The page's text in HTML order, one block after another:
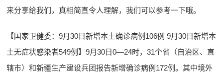
来分享给我们，真相简直令人理解，我们可以参考一下哦。
【国家卫健委：9月30日新增本土确诊病例106例 9月30日新增本
土无症状感染者549例】9月30日0—24时，31个省（自治区、直
辖市）和新疆生产建设兵团报告新增确诊病例172例。其中境外